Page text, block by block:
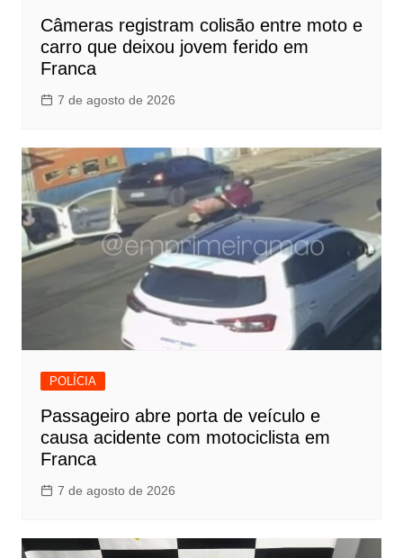
Câmeras registram colisão entre moto e
carro que deixou jovem ferido em
Franca
7 de agosto de 2026
POLÍCIA
Passageiro abre porta de veículo e
causa acidente com motociclista em
Franca
7 de agosto de 2026